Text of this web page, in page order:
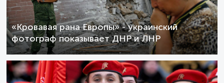
«Кровавая рана Европы» - украинский
фотограф показывает ДНР и ЛНР